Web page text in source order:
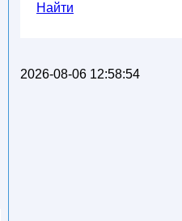
Найти
2026-08-06 12:58:54